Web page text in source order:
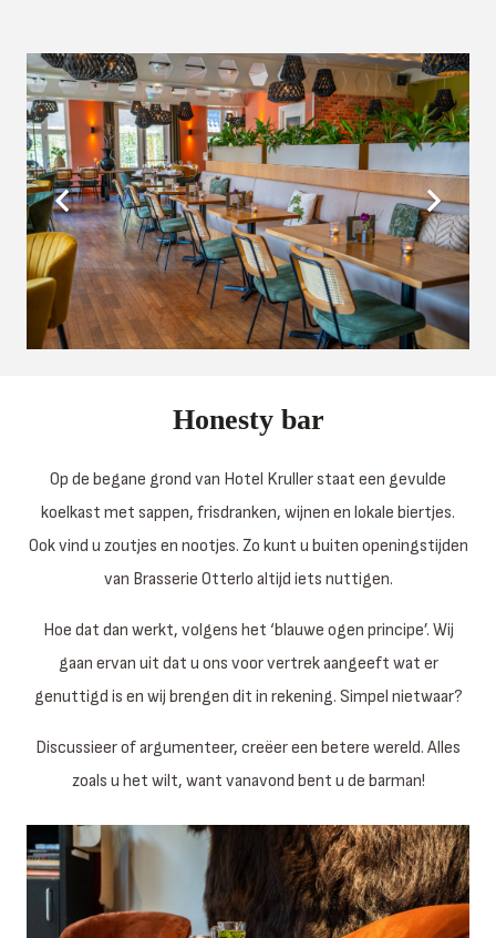
Honesty bar
Op de begane grond van Hotel Kruller staat een gevulde
koelkast met sappen, frisdranken, wijnen en lokale biertjes.
Ook vind u zoutjes en nootjes. Zo kunt u buiten openingstijden
van Brasserie Otterlo altijd iets nuttigen.
Hoe dat dan werkt, volgens het ‘blauwe ogen principe’. Wij
gaan ervan uit dat u ons voor vertrek aangeeft wat er
genuttigd is en wij brengen dit in rekening. Simpel nietwaar?
Discussieer of argumenteer, creëer een betere wereld. Alles
zoals u het wilt, want vanavond bent u de barman!